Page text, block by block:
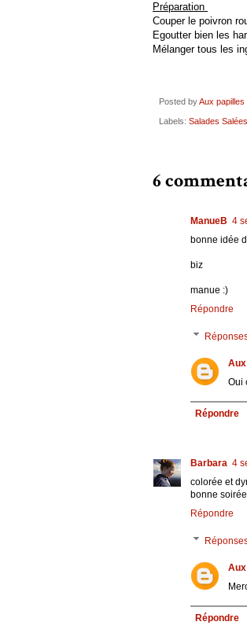
Préparation
Couper le poivron
Egoutter bien les
Mélanger tous les
Posted byAux papilles
Labels: Salades Salées
6
ManueB 4
bonne idée
biz
manue :)
Répondre
Oui
Répondre
Barbara 4
colorée et
bonne soirée
Répondre
Répondre